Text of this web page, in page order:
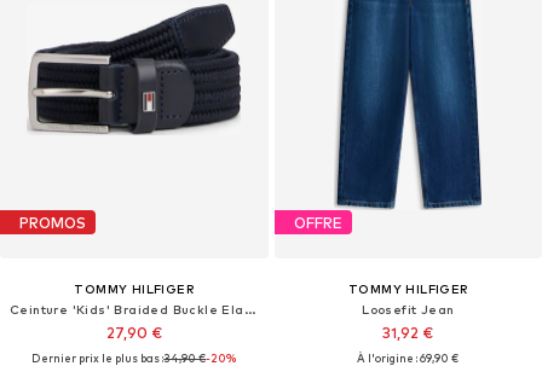
PROMOS
TOMMY HILFIGER
Ceinture 'Kids' Braided Buckle Elastic'
27,90 €
Dernier prix le plus bas :34,90 €-20%
OFFRE
TOMMY HILFIGER
Loosefit Jean
31,92 €
À l'origine : 69,90 €